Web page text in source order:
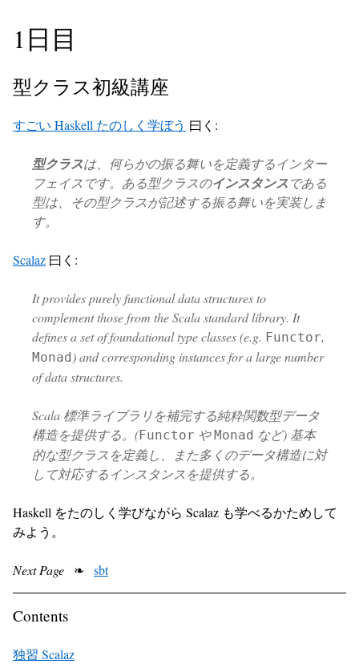
1日目
型クラス初級講座
すごい Haskell たのしく学ぼう 曰く:
型クラスは、何らかの振る舞いを定義するインター
フェイスです。ある型クラスのインスタンスである
型は、その型クラスが記述する振る舞いを実装しま
す。
Scalaz 曰く:
It provides purely functional data structures to
complement those from the Scala standard library. It
defines a set of foundational type classes (e.g. Functor,
Monad ) and corresponding instances for a large number
of data structures.
Scala 標準ライブラリを補完する純粋関数型データ
構造を提供する。(Functor やMonad など) 基本
的な型クラスを定義し、また多くのデータ構造に対
して対応するインスタンスを提供する。
Haskell をたのしく学びながら Scalaz も学べるかためして
みよう。
Next Page ❧ sbt
Contents
独習 Scalaz